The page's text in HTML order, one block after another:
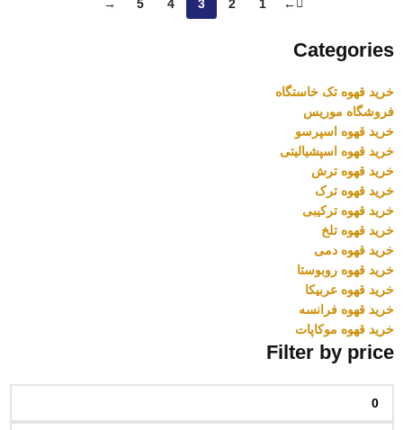
Categories
خرید قهوه تک خاستگاه
فروشگاه موریس
خرید قهوه اسپرسو
خرید قهوه اسپشیالیتی
خرید قهوه ترش
خرید قهوه ترک
خرید قهوه ترکیبی
خرید قهوه تلخ
خرید قهوه دمی
خرید قهوه روبوستا
خرید قهوه عربیکا
خرید قهوه فرانسه
خرید قهوه موکاپات
Filter by price
←
1
2
3
4
5
→